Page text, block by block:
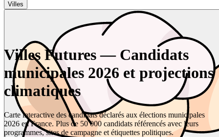
Villes
Villes Futures — Candidats
municipales 2026 et projections
climatiques
Carte interactive des candidats déclarés aux élections municipales
2026 en France. Plus de 50 000 candidats référencés avec leurs
programmes, sites de campagne et étiquettes politiques.